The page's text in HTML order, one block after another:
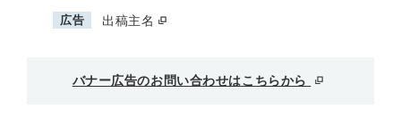
広告 出稿主名
バナー広告のお問い合わせはこちらから